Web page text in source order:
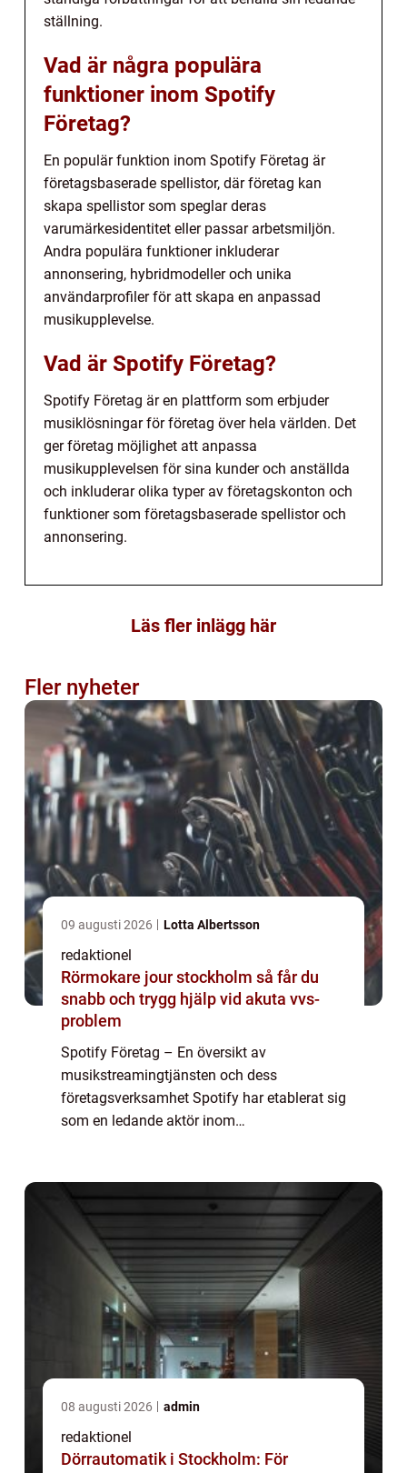
ställning.
Vad är några populära
funktioner inom Spotify
Företag?
En populär funktion inom Spotify Företag är
företagsbaserade spellistor, där företag kan
skapa spellistor som speglar deras
varumärkesidentitet eller passar arbetsmiljön.
Andra populära funktioner inkluderar
annonsering, hybridmodeller och unika
användarprofiler för att skapa en anpassad
musikupplevelse.
Vad är Spotify Företag?
Spotify Företag är en plattform som erbjuder
musiklösningar för företag över hela världen. Det
ger företag möjlighet att anpassa
musikupplevelsen för sina kunder och anställda
och inkluderar olika typer av företagskonton och
funktioner som företagsbaserade spellistor och
annonsering.
Läs fler inlägg här
Fler nyheter
09 augusti 2026 Lotta Albertsson
redaktionel
Rörmokare jour stockholm så får du
snabb och trygg hjälp vid akuta vvs-
problem
Spotify Företag – En översikt av
musikstreamingtjänsten och dess
företagsverksamhet Spotify har etablerat sig
som en ledande aktör inom
artister. I den här art...
08 augusti 2026 admin
redaktionel
Dörrautomatik i Stockholm: För